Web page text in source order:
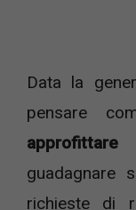
Data la
pensare
guadagnare
richieste di